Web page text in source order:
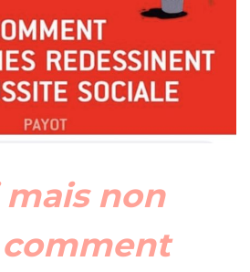
mais non